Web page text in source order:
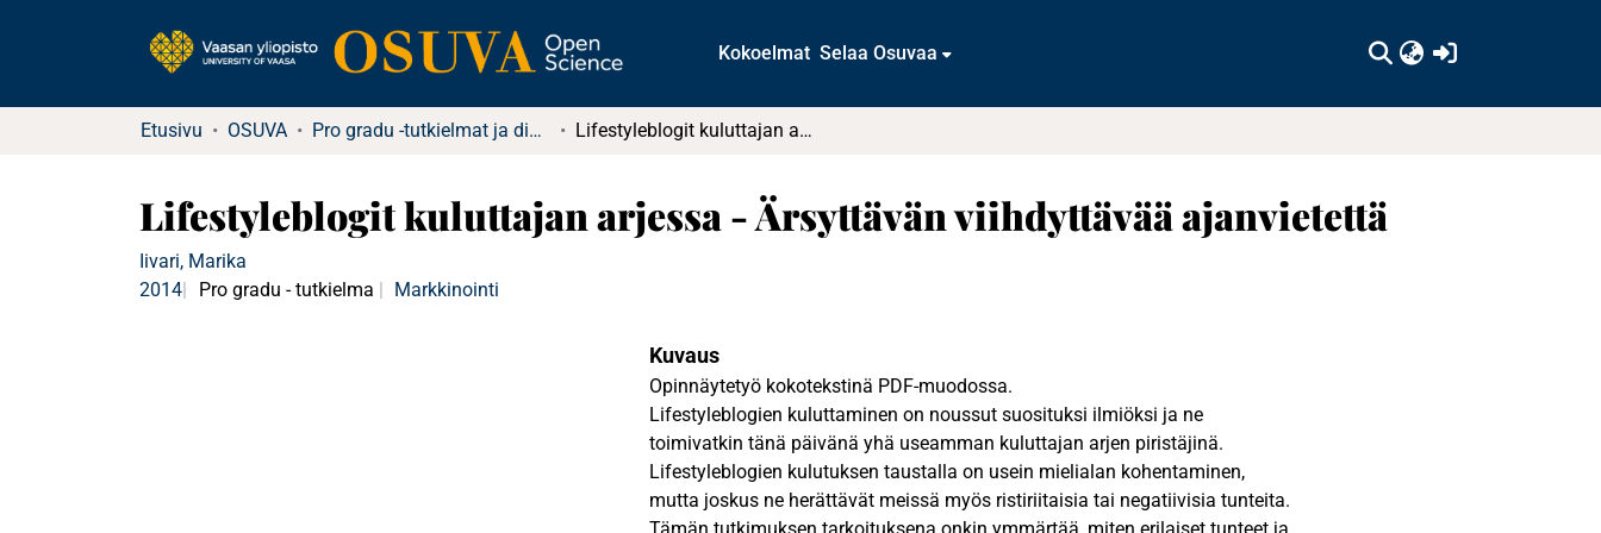
Kokoelmat Selaa Osuvaa
Etusivu OSUVA Pro gradu -tutkielmat ja diplomityöt (rajattu saatavuus) Lifestyleblogit kuluttajan arjessa - Ärsyttävän viihdyttävää ajanvietettä
Lifestyleblogit kuluttajan arjessa - Ärsyttävän viihdyttävää ajanvietettä
Iivari, Marika
2014
Pro gradu - tutkielma Markkinointi
Kuvaus
Opinnäytetyö kokotekstinä PDF-muodossa.
Lifestyleblogien kuluttaminen on noussut suosituksi ilmiöksi ja ne
toimivatkin tänä päivänä yhä useamman kuluttajan arjen piristäjinä.
Lifestyleblogien kulutuksen taustalla on usein mielialan kohentaminen,
mutta joskus ne herättävät meissä myös ristiriitaisia tai negatiivisia tunteita.